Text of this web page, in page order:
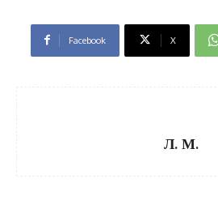
Facebook X
Л. М.